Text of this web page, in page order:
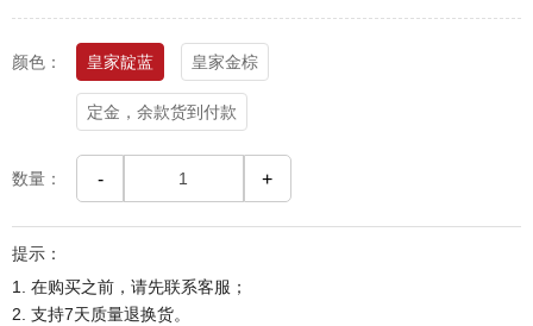
颜色： 皇家靛蓝 皇家金棕
定金，余款货到付款
数量： - +
提示：
1. 在购买之前，请先联系客服；
2. 支持7天质量退换货。